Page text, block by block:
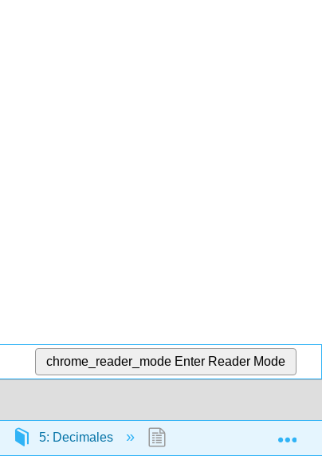
chrome_reader_mode Enter Reader Mode
5: Decimales 5.12: Simplificar y Usar